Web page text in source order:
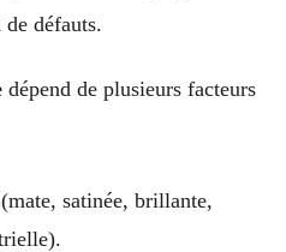
défauts.
dépend de plusieurs facteurs
satinée, brillante,